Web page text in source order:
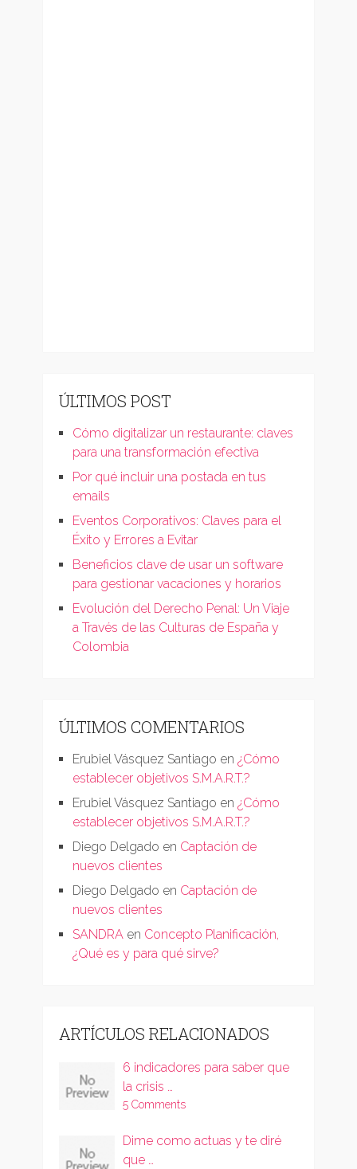
ÚLTIMOS POST
Cómo digitalizar un restaurante: claves
para una transformación efectiva
Por qué incluir una postada en tus
emails
Eventos Corporativos: Claves para el
Éxito y Errores a Evitar
Beneficios clave de usar un software
para gestionar vacaciones y horarios
Evolución del Derecho Penal: Un Viaje
a Través de las Culturas de España y
Colombia
ÚLTIMOS COMENTARIOS
Erubiel Vásquez Santiago en ¿Cómo
establecer objetivos S.M.A.R.T.?
Erubiel Vásquez Santiago en ¿Cómo
establecer objetivos S.M.A.R.T.?
Diego Delgado en Captación de
nuevos clientes
Diego Delgado en Captación de
nuevos clientes
SANDRAen Concepto Planificación,
¿Qué es y para qué sirve?
ARTÍCULOS RELACIONADOS
6 indicadores para saber que
la crisis …
5 Comments
Dime como actuas y te diré
que …